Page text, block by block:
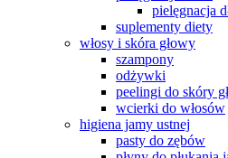
pielęgnacja
suplementy diety
włosy i skóra głowy
szampony
odżywki
peelingi do skóry
wcierki do włosów
higiena jamy ustnej
pasty do zębów